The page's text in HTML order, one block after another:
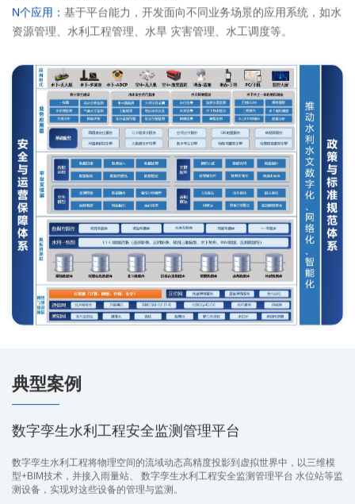
N个应用： 基于平台能力，开发面向不同业务场景的应用系统，如水
资源管理、水利工程管理、水旱 灾害管理、水工调度等。
典型案例
数字孪生水利工程安全监测管理平台
数字孪生水利工程将物理空间的流域动态高精度投影到虚拟世界中，以三维模
型+BIM技术，并接入雨量站、 数字孪生水利工程安全监测管理平台 水位站等监
测设备，实现对这些设备的管理与监测。